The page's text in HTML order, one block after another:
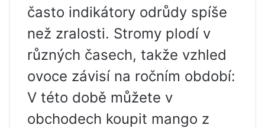
často indikátory odrůdy spíše
než zralosti. Stromy plodí v
různých časech, takže vzhled
ovoce závisí na ročním období:
V této době můžete v
obchodech koupit mango z